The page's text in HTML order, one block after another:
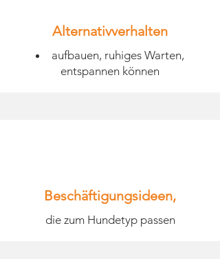
Alternativverhalten
aufbauen, ruhiges Warten,
entspannen können
Beschäftigungsideen,
die zum Hundetyp passen